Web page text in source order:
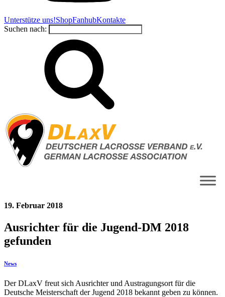
Unterstütze uns!ShopFanhubKontakte
Suchen nach:
19. Februar 2018
Ausrichter für die Jugend-DM 2018
gefunden
News
Der DLaxV freut sich Ausrichter und Austragungsort für die
Deutsche Meisterschaft der Jugend 2018 bekannt geben zu können.